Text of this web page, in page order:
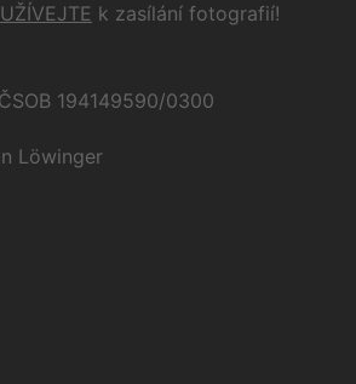
k zasílání fotografií!
194149590/0300
Löwinger